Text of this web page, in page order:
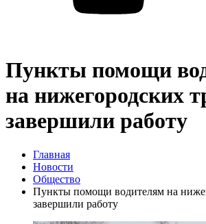
Пункты помощи
на нижегородских
завершили работу
Главная
Новости
Общество
Пункты помощи водителям на
завершили работу